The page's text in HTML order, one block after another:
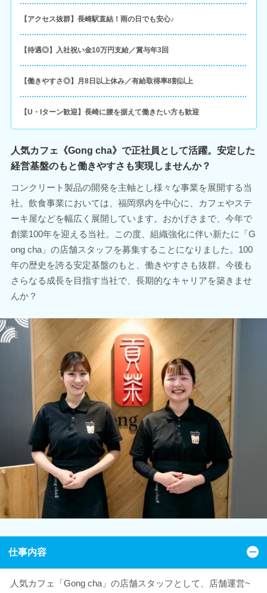
【アクセス抜群】長崎駅直結！雨の日でも安心♪
【待遇◎】入社祝い金10万円支給／賞与年3回
【働きやすさ◎】月8日以上休み／有給取得率8割以上
【U・Iターン歓迎】長崎に腰を据えて働きたい方も歓迎
人気カフェ《Gong cha》で正社員として活躍。安定した
経営基盤のもと働きやすさも実現しませんか？
コンクリート製品の開発を主軸とし様々な事業を展開する当
社。飲食事業においては、福岡県内を中心に、カフェやステ
ーキ屋などを幅広く展開しています。おかげさまで、今年で
創業100年を迎える当社。この度、組織強化に伴い新たに「G
ong cha」の店舗スタッフを募集することになりました。100
年の歴史を誇る安定基盤のもと、働きやすさも抜群。今後も
さらなる成長を目指す当社で、長期的なキャリアを築きませ
んか？
仕事内容
人気カフェ「Gong cha」の店舗スタッフとして、店舗運営~